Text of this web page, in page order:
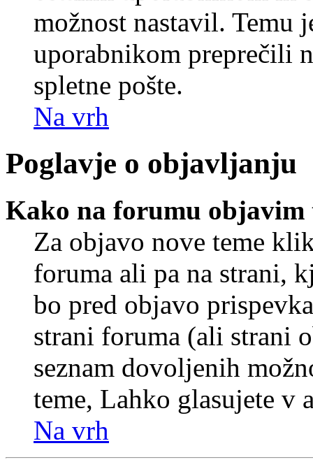
možnost nastavil. Temu
uporabnikom preprečili
spletne pošte.
Na vrh
Poglavje o objavljanju
Kako na forumu objavim
Za objavo nove teme
foruma ali pa na strani,
bo pred objavo
strani foruma (ali strani
seznam dovoljenih
teme, Lahko glasujete v
Na vrh